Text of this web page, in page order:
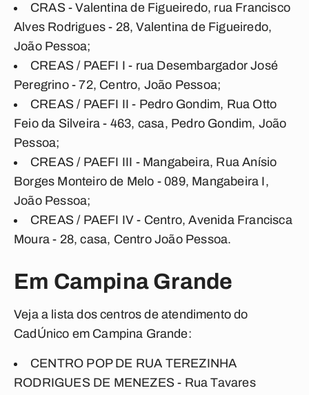
CRAS - Valentina de Figueiredo, rua Francisco
Alves Rodrigues - 28, Valentina de Figueiredo,
João Pessoa;
CREAS / PAEFI I - rua Desembargador José
Peregrino - 72, Centro, João Pessoa;
CREAS / PAEFI II - Pedro Gondim, Rua Otto
Feio da Silveira - 463, casa, Pedro Gondim, João
Pessoa;
CREAS / PAEFI III - Mangabeira, Rua Anísio
Borges Monteiro de Melo - 089, Mangabeira I,
João Pessoa;
CREAS / PAEFI IV - Centro, Avenida Francisca
Moura - 28, casa, Centro João Pessoa.
Em Campina Grande
Veja a lista dos centros de atendimento do
CadÚnico em Campina Grande:
CENTRO POP DE RUA TEREZINHA
RODRIGUES DE MENEZES - Rua Tavares